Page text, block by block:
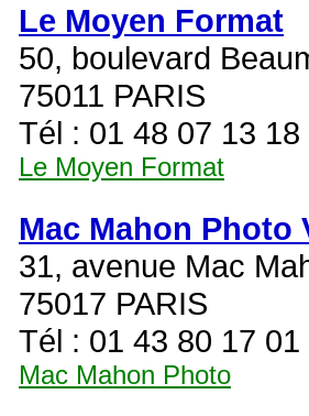
Le Moyen Format
50, boulevard
75011 PARIS
Tél : 01 48 07 13 18
Le Moyen Format
Mac Mahon Photo
31, avenue Mac
75017 PARIS
Tél : 01 43 80 17 01
Mac Mahon Photo